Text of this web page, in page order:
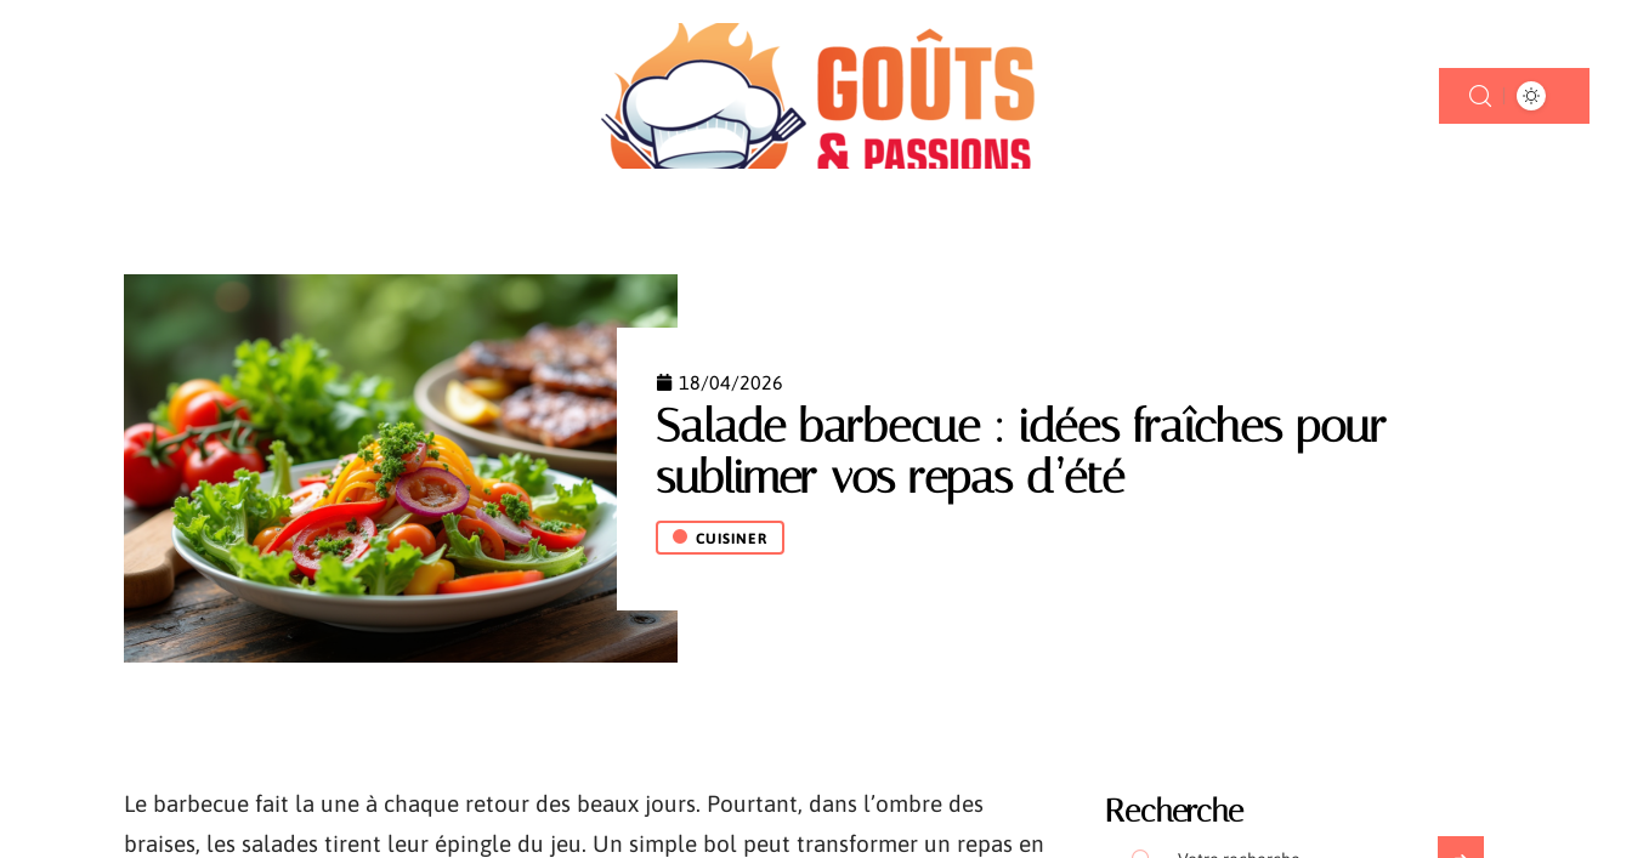
18/04/2026
Salade barbecue : idées fraîches pour
sublimer vos repas d’été
CUISINER
Le barbecue fait la une à chaque retour des beaux jours. Pourtant, dans l’ombre des
braises, les salades tirent leur épingle du jeu. Un simple bol peut transformer un repas en
Recherche